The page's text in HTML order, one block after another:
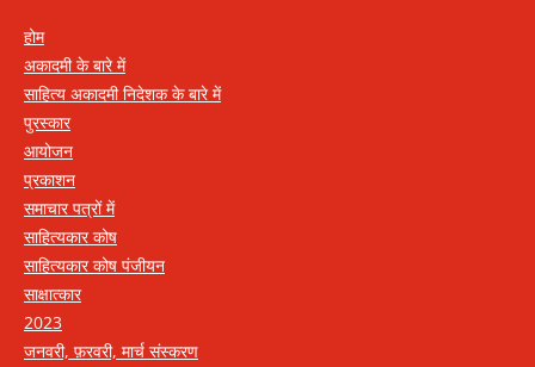
होम
अकादमी के बारे में
साहित्य अकादमी निदेशक के बारे में
पुरस्कार
आयोजन
प्रकाशन
समाचार पत्रों में
साहित्यकार कोष
साहित्यकार कोष पंजीयन
साक्षात्कार
2023
जनवरी, फ़रवरी, मार्च संस्करण